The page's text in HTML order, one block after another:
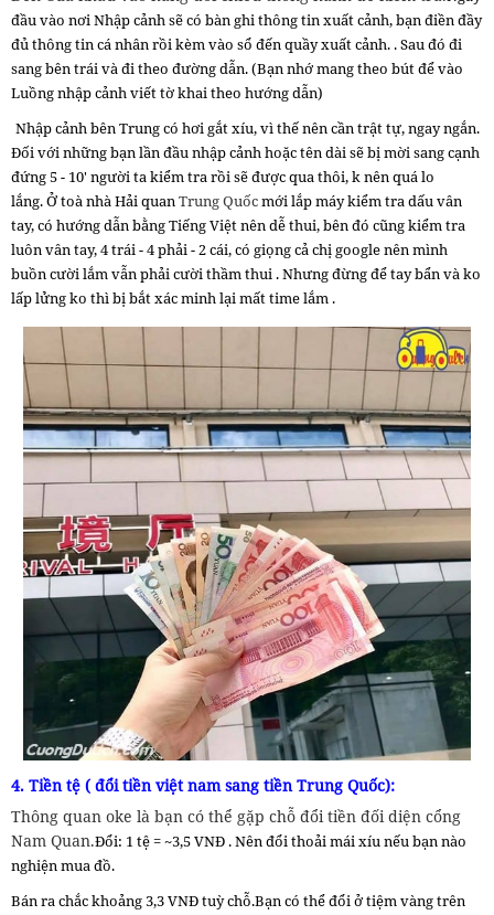
đầu vào nơi Nhập cảnh sẽ có bàn ghi thông tin xuất cảnh, bạn điền đầy
đủ thông tin cá nhân rồi kèm vào sổ đến quầy xuất cảnh. .Sau đó đi
sang bên trái và đi theo đường dẫn. (Bạn nhớ mang theo bút để vào
Luồng nhập cảnh viết tờ khai theo hướng dẫn)
Nhập cảnh bên Trung có hơi gắt xíu, vì thế nên cần trật tự, ngay ngắn.
Đối với những bạn lần đầu nhập cảnh hoặc tên dài sẽ bị mời sang cạnh
đứng 5 - 10' người ta kiểm tra rồi sẽ được qua thôi, k nên quá lo
lắng.Ở toà nhà Hải quanTrung Quốcmới lắp máy kiểm tra dấu vân
tay, có hướng dẫn bằng Tiếng Việt nên dễ thui, bên đó cũng kiểm tra
luôn vân tay, 4 trái - 4 phải - 2 cái, có giọng cả chị google nên mình
buồn cười lắm vẫn phải cười thầm thui . Nhưng đừng để tay bẩn và ko
lấp lửng ko thì bị bắt xác minh lại mất time lắm .
4. Tiền tệ ( đổi tiền việt nam sang tiền Trung Quốc):
Thông quan oke là bạn có thể gặp chỗ đổi tiền đối diện cổng
Nam Quan.Đổi: 1 tệ = ~3,5 VNĐ .Nên đổi thoải mái xíu nếu bạn nào
nghiện mua đồ.
Bán ra chắc khoảng 3,3 VNĐ tuỳ chỗ.Bạn có thể đổi ở tiệm vàng trên